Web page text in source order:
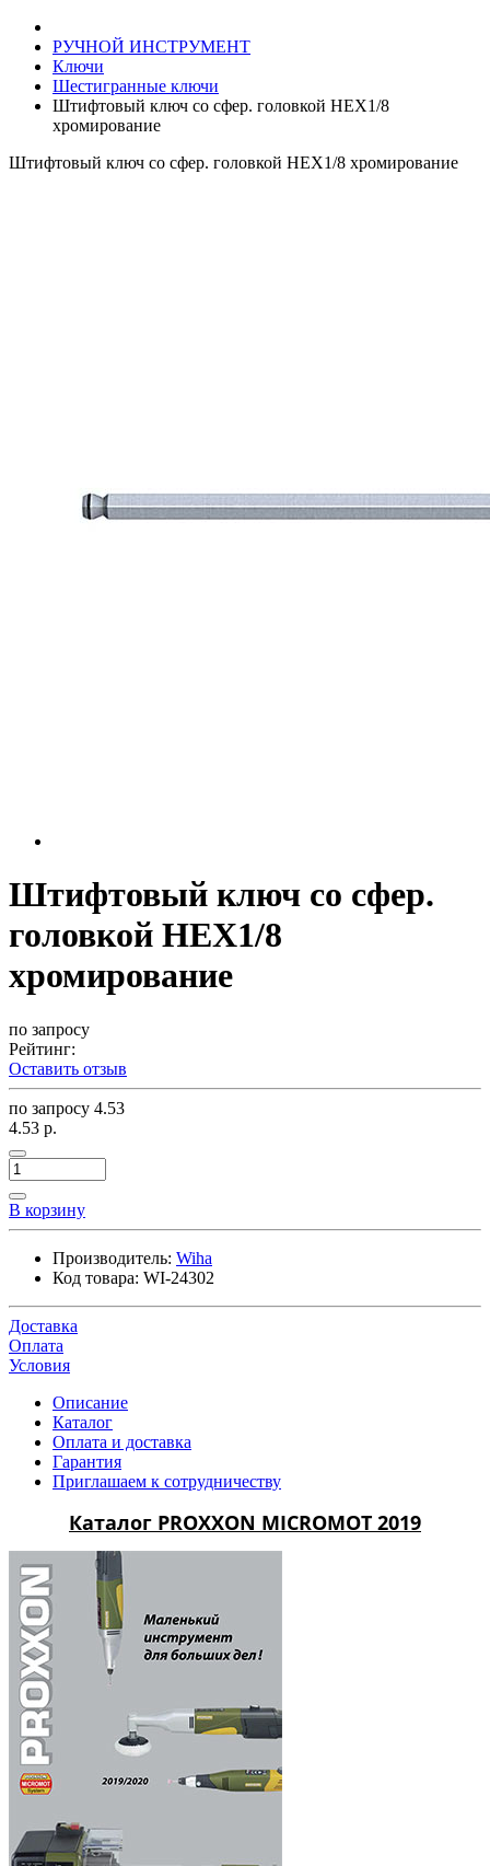
РУЧНОЙ ИНСТРУМЕНТ
Ключи
Шестигранные ключи
Штифтовый ключ со сфер. головкой НЕХ1/8
хромирование
Штифтовый ключ со сфер. головкой НЕХ1/8 хромирование
Штифтовый ключ со сфер.
головкой НЕХ1/8
хромирование
по запросу
Рейтинг:
Оставить отзыв
по запросу 4.53
4.53 р.
В корзину
Производитель: Wiha
Код товара: WI-24302
Доставка
Оплата
Условия
Описание
Каталог
Оплата и доставка
Гарантия
Приглашаем к сотрудничеству
Каталог PROXXON MICROMOT 2019